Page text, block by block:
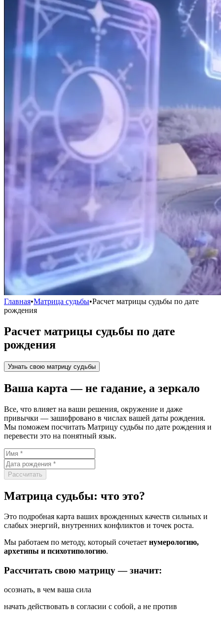
Главная•Матрица судьбы•Расчет матрицы судьбы по дате
рождения
Расчет матрицы судьбы по дате
рождения
Узнать свою матрицу судьбы
Ваша карта — не гадание, а зеркало
Все, что влияет на ваши решения, окружение и даже
привычки — зашифровано в числах вашей даты рождения.
Мы поможем посчитать Матрицу судьбы по дате рождения и
перевести это на понятный язык.
Рассчитать
Матрица судьбы: что это?
Это подробная карта ваших врожденных качеств сильных и
слабых энергий, внутренних конфликтов и точек роста.
Мы работаем по методу, который сочетает нумерологию,
архетипы и психотипологию.
Рассчитать свою матрицу — значит:
осознать, в чем ваша сила
начать действовать в согласии с собой, а не против